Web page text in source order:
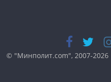
© "Минполит.com", 2007-2026